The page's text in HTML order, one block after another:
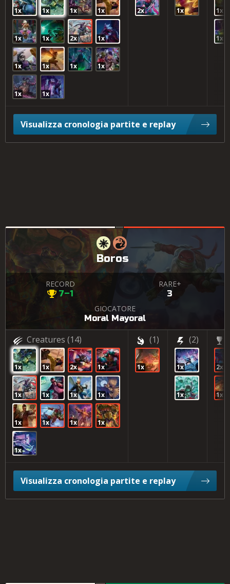
1x 1x 1x 1x
1x 1x 2x 1x
1x 1x 1x 1x
1x 1x
2x 1x 1x
1x
Visualizza cronologia partite e replay
Boros
RECORD
7–1
RARE+
3
GIOCATORE
Moral Mayoral
Creatures (14)
1x 1x 2x 1x
1x 1x 1x 1x
1x 1x 1x 1x
1x
(1)
1x
(2)
1x
1x
2x
1x
Visualizza cronologia partite e replay